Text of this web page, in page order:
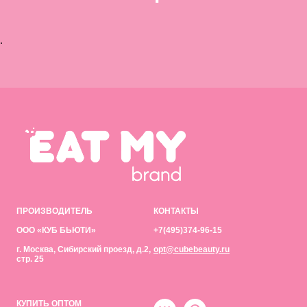
.
ПРОИЗВОДИТЕЛЬ
ООО «КУБ БЬЮТИ»
г. Москва, Сибирский проезд, д.2,
стр. 25
КОНТАКТЫ
+7(495)374-96-15
opt@cubebeauty.ru
КУПИТЬ ОПТОМ